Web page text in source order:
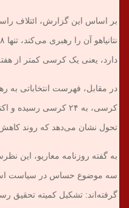
بر اساس این گزارش، ائتلاف
دارد، یعنی یک کرسی کمتر از
در مقابل، فهرست انتخاباتی به
کرسی، به ۲۴ کرسی
تحول نشان می‌دهد که روند کاهش
به گفته روزنامه معاریو، این
سه موضوع حساس در سیاست
گرفته‌اند: تشکیل کمیته تحقیق